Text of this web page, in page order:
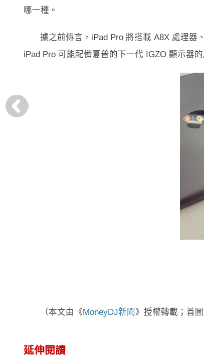
哪一種。
據之前傳言，iPad Pro 將搭載 A8X 處理器
iPad Pro 可能配備夏普的下一代 IGZO 顯示器
（本文由《MoneyDJ新聞 》授權轉載；首圖
延伸閱讀